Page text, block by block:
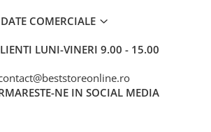
DATE COMERCIALE
LUNI-VINERI 9.00 - 15.00
NE IN SOCIAL MEDIA